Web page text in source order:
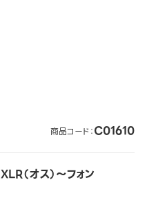
商品コード：C01610
XLR（オス）～フォン